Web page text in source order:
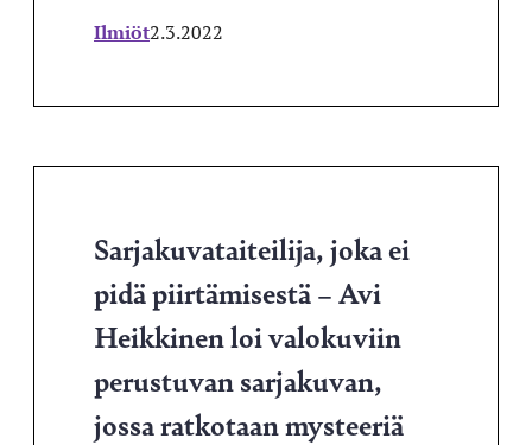
Ilmiöt2.3.2022
Sarjakuvataiteilija, joka ei
pidä piirtämisestä – Avi
Heikkinen loi valokuviin
perustuvan sarjakuvan,
jossa ratkotaan mysteeriä